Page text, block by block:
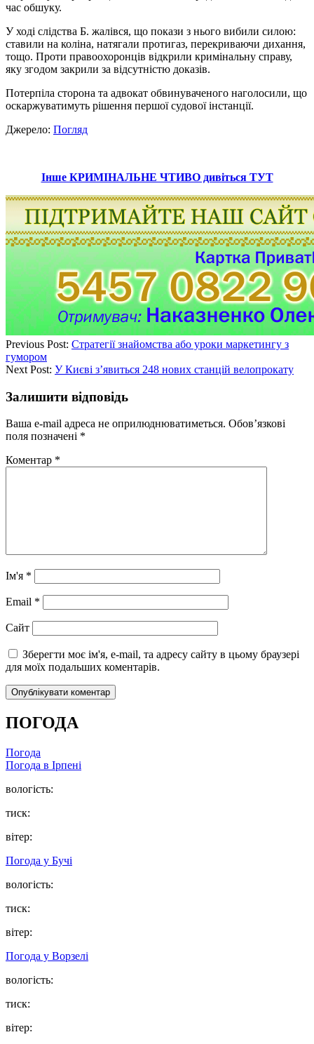
час обшуку.
У ході слідства Б. жалівся, що покази з нього вибили силою:
ставили на коліна, натягали протигаз, перекриваючи дихання,
тощо. Проти правоохоронців відкрили кримінальну справу,
яку згодом закрили за відсутністю доказів.
Потерпіла сторона та адвокат обвинуваченого наголосили, що
оскаржуватимуть рішення першої судової інстанції.
Джерело: Погляд
Інше КРИМІНАЛЬНЕ ЧТИВО дивіться ТУТ
Previous Post: Стратегії знайомства або уроки маркетингу з
гумором
Next Post: У Києві з’явиться 248 нових станцій велопрокату
Залишити відповідь
Ваша e-mail адреса не оприлюднюватиметься. Обов’язкові
поля позначені *
Коментар *
Ім'я *
Email *
Сайт
Зберегти моє ім'я, e-mail, та адресу сайту в цьому браузері
для моїх подальших коментарів.
ПОГОДА
Погода
Погода в Ірпені
вологість:
тиск:
вітер:
Погода у Бучі
вологість:
тиск:
вітер:
Погода у Ворзелі
вологість:
тиск:
вітер: